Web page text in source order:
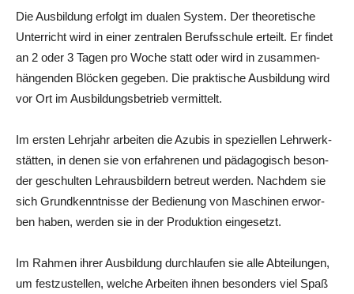
Die Aus­bil­dung erfolgt im dua­len Sys­tem. Der theo­re­ti­sche
Unter­richt wird in einer zen­tra­len Berufs­schu­le erteilt. Er fin­det
an 2 oder 3 Tagen pro Woche statt oder wird in zusam­men­
hän­gen­den Blö­cken gege­ben. Die prak­ti­sche Aus­bil­dung wird
vor Ort im Aus­bil­dungs­be­trieb vermittelt.
Im ers­ten Lehr­jahr arbei­ten die Azu­bis in spe­zi­el­len Lehr­werk­
stät­ten, in denen sie von erfah­re­nen und päd­ago­gisch beson­
der geschul­ten Lehr­aus­bil­dern betreut wer­den. Nach­dem sie
sich Grund­kennt­nis­se der Bedie­nung von Maschi­nen erwor­
ben haben, wer­den sie in der Pro­duk­ti­on eingesetzt.
Im Rah­men ihrer Aus­bil­dung durch­lau­fen sie alle Abtei­lun­gen,
um fest­zu­stel­len, wel­che Arbei­ten ihnen beson­ders viel Spaß